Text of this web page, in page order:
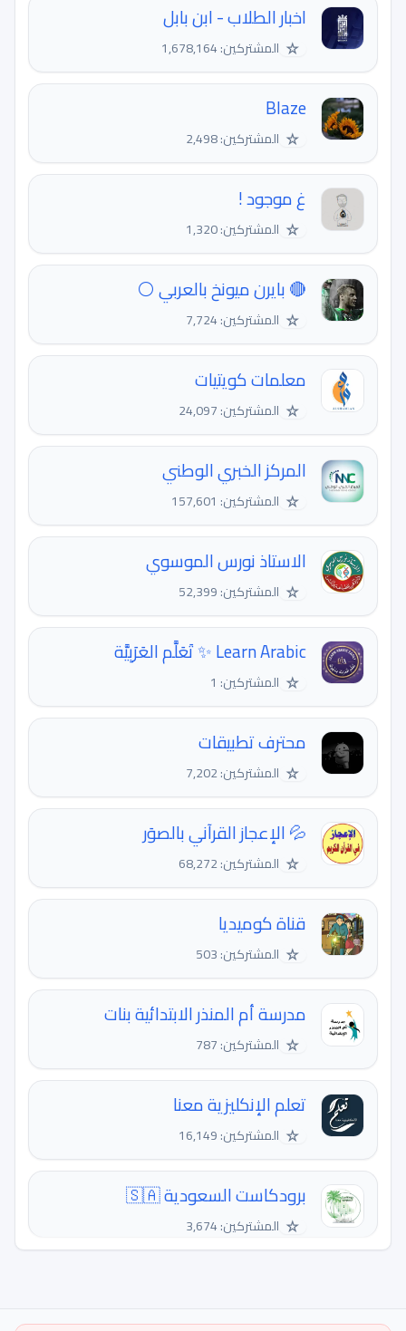
اخبار الطلاب - ابن بابل
☆ المشتركين: 1,678,164
Blaze
☆ المشتركين: 2,498
غ موجود !
☆ المشتركين: 1,320
🔴 بايرن ميونخ بالعربي ⚪
☆ المشتركين: 7,724
معلمات كويتيات
☆ المشتركين: 24,097
المركز الخبري الوطني
☆ المشتركين: 157,601
الاستاذ نورس الموسوي
☆ المشتركين: 52,399
​Learn Arabic ✨ تَعَلَّم العَرَبِيَّة
☆ المشتركين: 1
محترف تطبيقات
☆ المشتركين: 7,202
💦 ️الإعجاز القرآني بالصوَر
☆ المشتركين: 68,272
قناة كوميديا
☆ المشتركين: 503
مدرسة أم المنذر الابتدائية بنات
☆ المشتركين: 787
تعلم الإنكليزية معنا
☆ المشتركين: 16,149
برودكاست السعودية 🇸🇦
☆ المشتركين: 3,674